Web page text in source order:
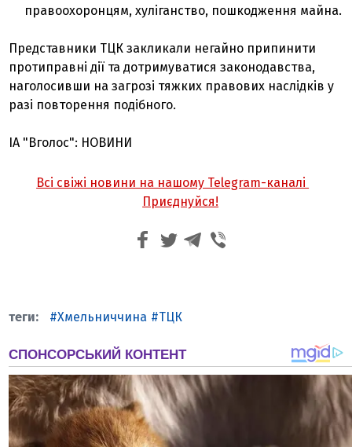
правоохоронцям, хуліганство, пошкодження майна.
Представники ТЦК закликали негайно припинити
протиправні дії та дотримуватися законодавства,
наголосивши на загрозі тяжких правових наслідків у
разі повторення подібного.
ІА "Вголос": НОВИНИ
Всі свіжі новини на нашому Telegram-каналі
Приєднуйся!
Хмельниччина ТЦК